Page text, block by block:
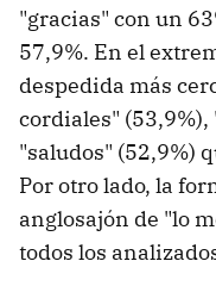
"gracias" con un
57,9%. En el
despedida más
cordiales" (53,9%),
"saludos" (52,9%)
Por otro lado, la
anglosajón de "lo
todos los